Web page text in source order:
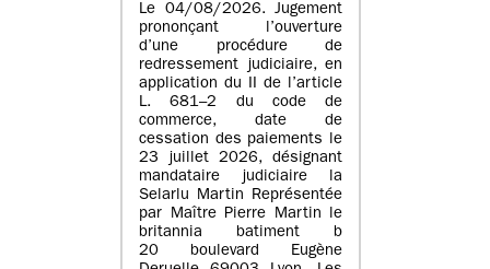
Le 04/08/2026. Jugement
prononçant l’ouverture
d’une procédure de
redressement judiciaire, en
application du II de l’article
L. 681–2 du code de
commerce, date de
cessation des paiements le
23 juillet 2026, désignant
mandataire judiciaire la
Selarlu Martin Représentée
par Maître Pierre Martin le
britannia batiment b
20 boulevard Eugène